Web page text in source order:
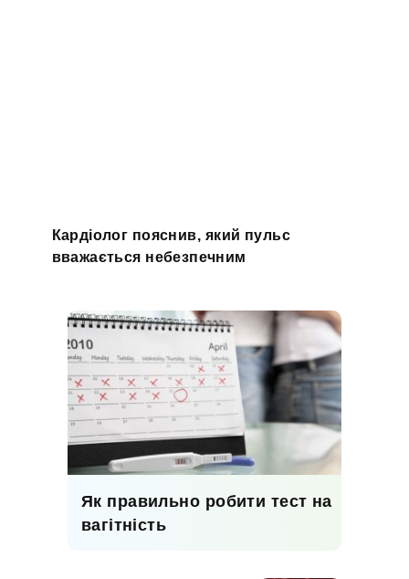
Кардіолог пояснив, який пульс
вважається небезпечним
Як правильно робити тест на
вагітність